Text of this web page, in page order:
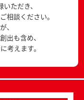
ただき、
相談ください。
、
出も含め、
考えます。